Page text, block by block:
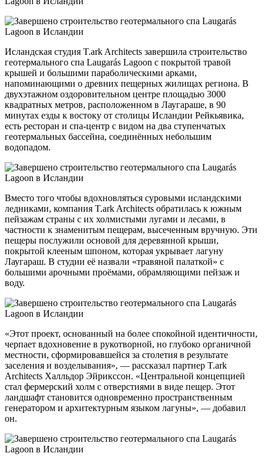
Исландская студия T.ark Architects завершила строительство
геотермального спа Laugarás Lagoon с покрытой травой
крышей и большими параболическими арками,
напоминающими о древних пещерных жилищах региона. В
двухэтажном оздоровительном центре площадью 3000
квадратных метров, расположенном в Лаугараше, в 90
минутах езды к востоку от столицы Исландии Рейкьявика,
есть ресторан и спа-центр с видом на два ступенчатых
геотермальных бассейна, соединённых небольшим
водопадом.
Вместо того чтобы вдохновляться суровыми исландскими
ледниками, компания T.ark Architects обратилась к южным
пейзажам страны с их холмистыми лугами и лесами, в
частности к знаменитым пещерам, высеченным вручную. Эти
пещеры послужили основой для деревянной крыши,
покрытой клееным шпоном, которая укрывает лагуну
Лаугараш. В студии её назвали «травяной палаткой» с
большими арочными проёмами, обрамляющими пейзаж и
воду.
«Этот проект, основанный на более спокойной идентичности,
черпает вдохновение в рукотворной, но глубоко органичной
местности, сформировавшейся за столетия в результате
заселения и возделывания», — рассказал партнер T.ark
Architects Халльдор Эйрикссон. «Центральной концепцией
стал фермерский холм с отверстиями в виде пещер. Этот
ландшафт становится одновременно пространственным
генератором и архитектурным языком лагуны», — добавил
он.